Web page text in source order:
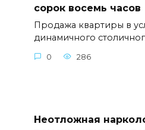
сорок восемь часов
Продажа квартиры в
динамичного
0 286
Неотложная